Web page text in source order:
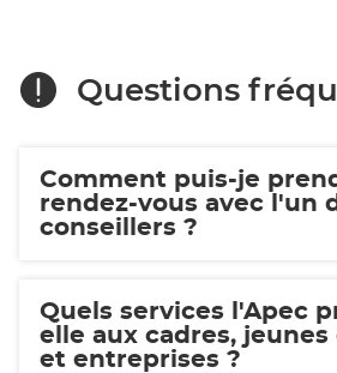
Questions
Comment puis-je
rendez-vous avec l'un
conseillers ?
Quels services l'Apec
elle aux cadres,
et entreprises ?